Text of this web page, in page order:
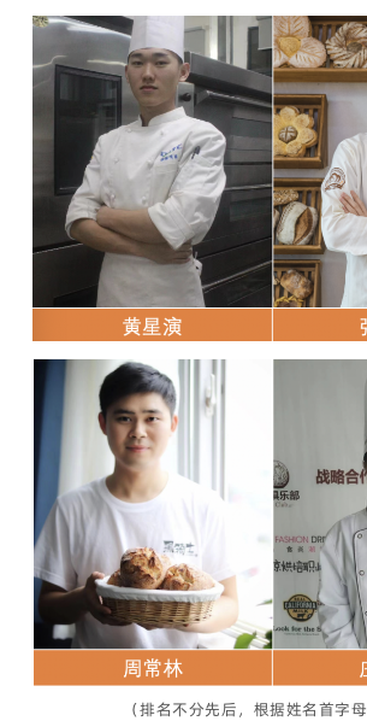
（排名不分先后，根据姓名首字母